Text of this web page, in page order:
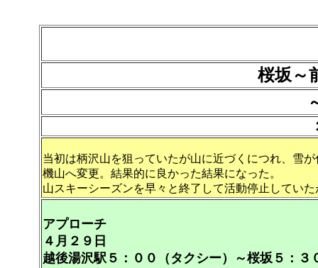
桜坂～
当初は柄沢山を狙っていたが山に近づくにつれ、雪
機山へ変更。結果的に良かった結果になった。
山スキーシーズンを早々と終了して活動停止してい
アプローチ
４月２９日
越後湯沢駅５：００（タクシー）～桜坂５：３